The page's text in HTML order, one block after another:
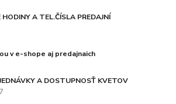
A TEL.ČÍSLA PREDAJNÍ
v e-shope aj predajnaich
A DOSTUPNOSŤ KVETOV